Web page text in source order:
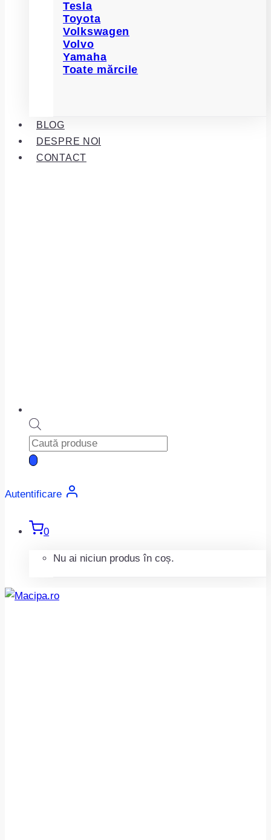
Tesla
Toyota
Volkswagen
Volvo
Yamaha
Toate mărcile
BLOG
DESPRE NOI
CONTACT
Products
search
Autentificare
0
Nu ai niciun produs în coș.